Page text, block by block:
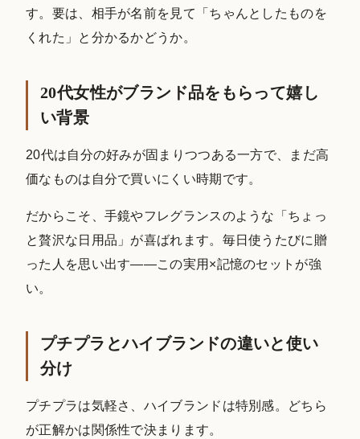
す。要は、相手が名前を見て「ちゃんとしたものを
くれた」と分かるかどうか。
20代女性がブランド品をもらって嬉し
い背景
20代は自分の好みが固まりつつある一方で、まだ高
価なものは自分で買いにくい時期です。
だからこそ、手鏡やフレグランスのような「ちょっ
と贅沢な日用品」が喜ばれます。毎日使うたびに贈
った人を思い出す——この実用×記憶のセットが強
い。
プチプラとハイブランドの違いと使い
分け
プチプラは気軽さ、ハイブランドは特別感。どちら
が正解かは関係性で決まります。